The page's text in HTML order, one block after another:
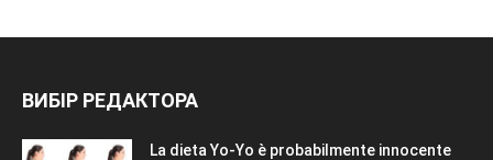
ВИБІР РЕДАКТОРА
La dieta Yo-Yo è probabilmente innocente